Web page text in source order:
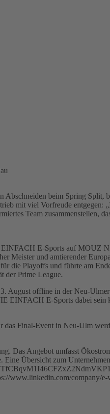
beim Spring Split,
mit viel Vorfreude entgegen:
Team zusammenstellen,
E-Sports auf MOUZ
Meister und amtierender
die Playoffs und führte am
der Prime League.
August offline in der Neu-
E-Sports dabei sein
das Final-Event in Neu-Ulm
Das Angebot umfasst
Eine Übersicht zum
www.linkedin.com/company/